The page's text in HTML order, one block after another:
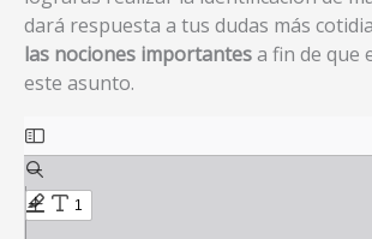
dará respuesta a tus dudas más
las nociones importantesa fin de que
este asunto.